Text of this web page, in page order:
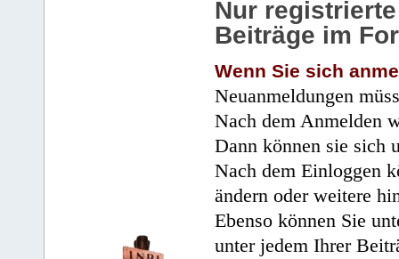
Nur
Beiträge im
Wenn Sie sich
Neuanmeldungen
Nach dem Anmelden
Dann können sie sich
Nach dem Einloggen
ändern oder weitere
Ebenso können Sie
unter jedem Ihrer